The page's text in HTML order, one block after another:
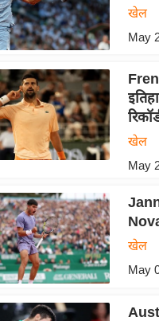
खेल
May
खेल
May
खेल
May